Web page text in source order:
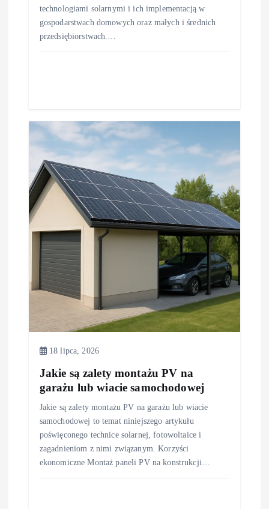
technologiami solarnymi i ich implementacją w
gospodarstwach domowych oraz małych i średnich
przedsiębiorstwach.…
18 lipca, 2026
Jakie są zalety montażu PV na
garażu lub wiacie samochodowej
Jakie są zalety montażu PV na garażu lub wiacie
samochodowej to temat niniejszego artykułu
poświęconego technice solarnej, fotowoltaice i
zagadnieniom z nimi związanym. Korzyści
ekonomiczne Montaż paneli PV na konstrukcji…